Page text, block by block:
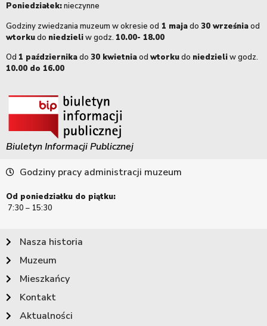
Poniedziałek:nieczynne
Godziny zwiedzania muzeum w okresie od 1 majado 30 wrześniaod
wtorkudo niedzieliw godz. 10.00- 18.00
Od 1 październikado 30 kwietniaod wtorkudo niedzieliw godz.
10.00 do 16.00
Biuletyn Informacji Publicznej
Godziny pracy administracji muzeum
Od poniedziałku do piątku:
7:30 – 15:30
Nasza historia
Muzeum
Mieszkańcy
Kontakt
Aktualności